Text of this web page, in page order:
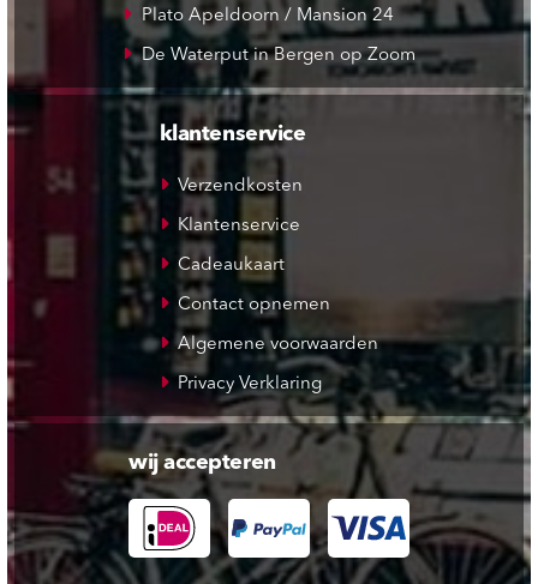
Plato Apeldoorn / Mansion 24
De Waterput in Bergen op Zoom
klantenservice
Verzendkosten
Klantenservice
Cadeaukaart
Contact opnemen
Algemene voorwaarden
Privacy Verklaring
wij accepteren